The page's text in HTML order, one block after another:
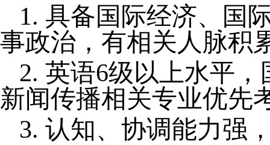
1. 具备国际经济、国
事政治，有相关人脉积
2. 英语6级以上水平
新闻传播相关专业优先
3. 认知、协调能力强